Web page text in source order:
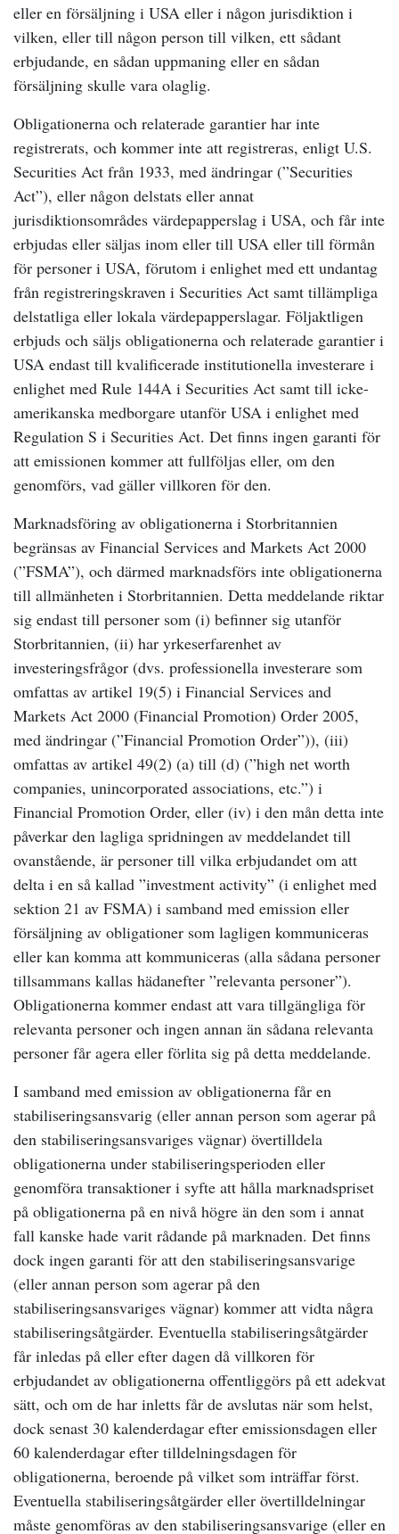
eller en försäljning i USA eller i någon jurisdiktion i
vilken, eller till någon person till vilken, ett sådant
erbjudande, en sådan uppmaning eller en sådan
försäljning skulle vara olaglig.
Obligationerna och relaterade garantier har inte
registrerats, och kommer inte att registreras, enligt U.S.
Securities Act från 1933, med ändringar (”Securities
Act”), eller någon delstats eller annat
jurisdiktionsområdes värdepapperslag i USA, och får inte
erbjudas eller säljas inom eller till USA eller till förmån
för personer i USA, förutom i enlighet med ett undantag
från registreringskraven i Securities Act samt tillämpliga
delstatliga eller lokala värdepapperslagar. Följaktligen
erbjuds och säljs obligationerna och relaterade garantier i
USA endast till kvalificerade institutionella investerare i
enlighet med Rule 144A i Securities Act samt till icke-
amerikanska medborgare utanför USA i enlighet med
Regulation S i Securities Act. Det finns ingen garanti för
att emissionen kommer att fullföljas eller, om den
genomförs, vad gäller villkoren för den.
Marknadsföring av obligationerna i Storbritannien
begränsas av Financial Services and Markets Act 2000
(”FSMA”), och därmed marknadsförs inte obligationerna
till allmänheten i Storbritannien. Detta meddelande riktar
sig endast till personer som (i) befinner sig utanför
Storbritannien, (ii) har yrkeserfarenhet av
investeringsfrågor (dvs. professionella investerare som
omfattas av artikel 19(5) i Financial Services and
Markets Act 2000 (Financial Promotion) Order 2005,
med ändringar (”Financial Promotion Order”)), (iii)
omfattas av artikel 49(2) (a) till (d) (”high net worth
companies, unincorporated associations, etc.”) i
Financial Promotion Order, eller (iv) i den mån detta inte
påverkar den lagliga spridningen av meddelandet till
ovanstående, är personer till vilka erbjudandet om att
delta i en så kallad ”investment activity” (i enlighet med
sektion 21 av FSMA) i samband med emission eller
försäljning av obligationer som lagligen kommuniceras
eller kan komma att kommuniceras (alla sådana personer
tillsammans kallas hädanefter ”relevanta personer”).
Obligationerna kommer endast att vara tillgängliga för
relevanta personer och ingen annan än sådana relevanta
personer får agera eller förlita sig på detta meddelande.
I samband med emission av obligationerna får en
stabiliseringsansvarig (eller annan person som agerar på
den stabiliseringsansvariges vägnar) övertilldela
obligationerna under stabiliseringsperioden eller
genomföra transaktioner i syfte att hålla marknadspriset
på obligationerna på en nivå högre än den som i annat
fall kanske hade varit rådande på marknaden. Det finns
dock ingen garanti för att den stabiliseringsansvarige
(eller annan person som agerar på den
stabiliseringsansvariges vägnar) kommer att vidta några
stabiliseringsåtgärder. Eventuella stabiliseringsåtgärder
får inledas på eller efter dagen då villkoren för
erbjudandet av obligationerna offentliggörs på ett adekvat
sätt, och om de har inletts får de avslutas när som helst,
dock senast 30 kalenderdagar efter emissionsdagen eller
60 kalenderdagar efter tilldelningsdagen för
obligationerna, beroende på vilket som inträffar först.
Eventuella stabiliseringsåtgärder eller övertilldelningar
måste genomföras av den stabiliseringsansvarige (eller en